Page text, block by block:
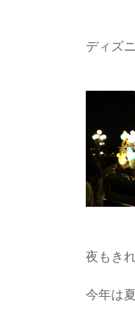
ディズ
夜もき
今年は